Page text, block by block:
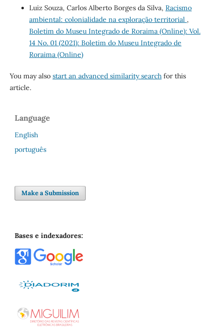
Luiz Souza, Carlos Alberto Borges da Silva, Racismo
ambiental: colonialidade na exploração territorial ,
Boletim do Museu Integrado de Roraima (Online): Vol.
14 No. 01 (2021): Boletim do Museu Integrado de
Roraima (Online)
You may also start an advanced similarity searchfor this
article.
Language
English
português
Make a Submission
Bases e indexadores: